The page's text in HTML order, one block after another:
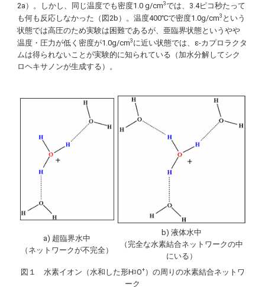
2a）。しかし、同じ温度でも密度1.0 g/cm3では、3.4ピコ秒たって
も何も反応しなかった（図2b）。温度400℃で密度1.0g/cm3 という
状態では高圧のため実験は困難であるが、亜臨界状態というやや
温度・圧力が低く密度が1.0g/cm3 に近い状態では、ε-カプロラクタ
ムは得られないことが実験的に知られている（加水分解してシク
ロヘキサノンが生成する）。
a) 超臨界水中
（ネットワークが不完全）
b) 液体水中
（完全な水素結合ネットワークの中
にいる）
図１ 水素イオン（水和した形H3O+）の周りの水素結合ネットワ
ーク